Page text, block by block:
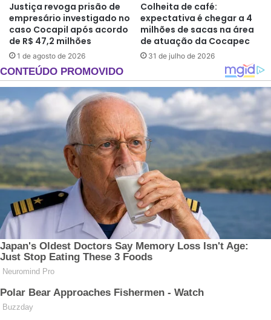
Justiça revoga prisão de
empresário investigado no
caso Cocapil após acordo
de R$ 47,2 milhões
1 de agosto de 2026
Colheita de café:
expectativa é chegar a 4
milhões de sacas na área
de atuação da Cocapec
31 de julho de 2026